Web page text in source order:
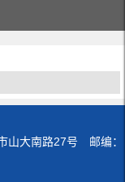
大南路27号 邮编：